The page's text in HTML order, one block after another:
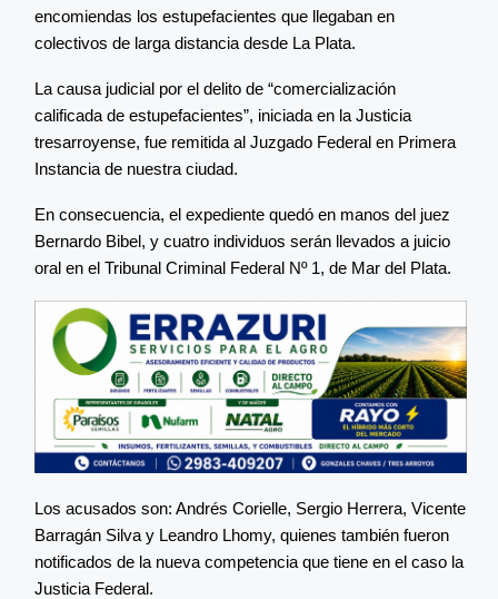
encomiendas los estupefacientes que llegaban en
colectivos de larga distancia desde La Plata.
La causa judicial por el delito de “comercialización
calificada de estupefacientes”, iniciada en la Justicia
tresarroyense, fue remitida al Juzgado Federal en Primera
Instancia de nuestra ciudad.
En consecuencia, el expediente quedó en manos del juez
Bernardo Bibel, y cuatro individuos serán llevados a juicio
oral en el Tribunal Criminal Federal Nº 1, de Mar del Plata.
Los acusados son: Andrés Corielle, Sergio Herrera, Vicente
Barragán Silva y Leandro Lhomy, quienes también fueron
notificados de la nueva competencia que tiene en el caso la
Justicia Federal.